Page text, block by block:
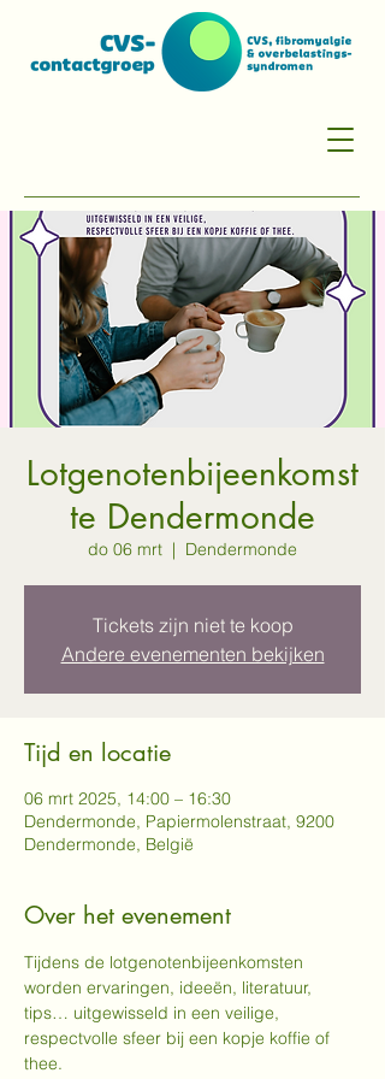
Lotgenotenbijeenkomst
te Dendermonde
do 06 mrt
  |
Dendermonde
Tickets zijn niet te koop
Andere evenementen bekijken
Tijd en locatie
06 mrt 2025, 14:00 – 16:30
Dendermonde, Papiermolenstraat, 9200
Dendermonde, België
Over het evenement
Tijdens de lotgenotenbijeenkomsten
worden ervaringen, ideeën, literatuur,
tips… uitgewisseld in een veilige,
respectvolle sfeer bij een kopje koffie of
thee.